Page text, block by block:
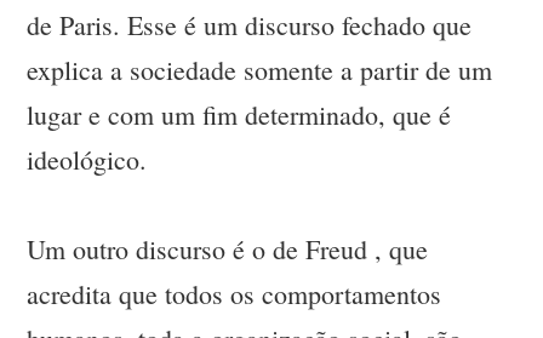
de Paris. Esse é um discurso fechado que
explica a sociedade somente a partir de um
lugar e com um fim determinado, que é
ideológico.
Um outro discurso é o de Freud , que
acredita que todos os comportamentos